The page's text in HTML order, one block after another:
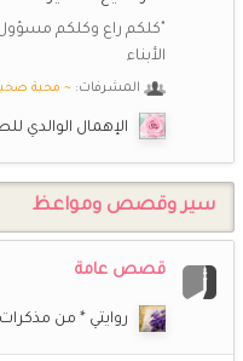
جعلها الله في موازين
شـــاني
السلام عليكم ورحمة
*اريج الايمان*
افتقدكن حبيباتى
راغبة بالفردوس
"كلكم راع وكلكم
الأبناء
المشرفات: ~ محبة صحبة
الإهمال الوالدي
سير وقصص ومواعظ
قصص عامة
روايتي * من